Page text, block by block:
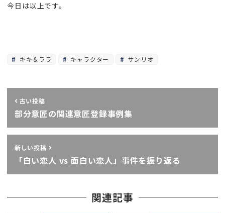
今日は以上です。
キキ＆ララ キャラクター サンリオ
古い投稿
部分意匠の関連意匠登録事例集
新しい投稿
「白い恋人 vs 面白い恋人」事件を振り返る
関連記事